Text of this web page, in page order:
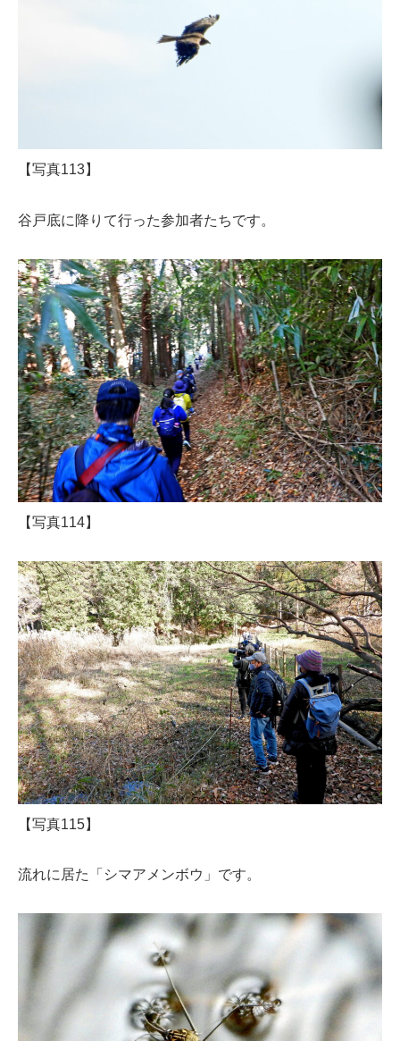
【写真113】
谷戸底に降りて行った参加者たちです。
【写真114】
【写真115】
流れに居た「シマアメンボウ」です。